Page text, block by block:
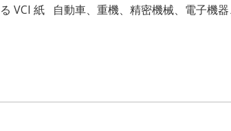
VCI 紙 自動車、重機、精密機械、電子機